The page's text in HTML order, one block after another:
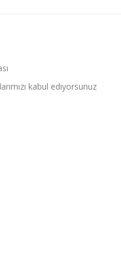
kabul ediyorsunuz